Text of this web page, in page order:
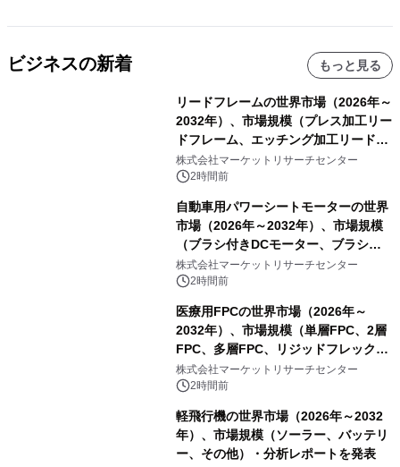
ビジネスの新着 もっと見る
リードフレームの世界市場（2026年～
2032年）、市場規模（プレス加工リー
ドフレーム、エッチング加工リードフ
レーム）・分析レポートを発表
株式会社マーケットリサーチセンター
2時間前
自動車用パワーシートモーターの世界
市場（2026年～2032年）、市場規模
（ブラシ付きDCモーター、ブラシレ
スDCモーター）・分析レポートを発
表
株式会社マーケットリサーチセンター
2時間前
医療用FPCの世界市場（2026年～
2032年）、市場規模（単層FPC、2層
FPC、多層FPC、リジッドフレックス
PCB）・分析レポートを発表
株式会社マーケットリサーチセンター
2時間前
軽飛行機の世界市場（2026年～2032
年）、市場規模（ソーラー、バッテリ
ー、その他）・分析レポートを発表